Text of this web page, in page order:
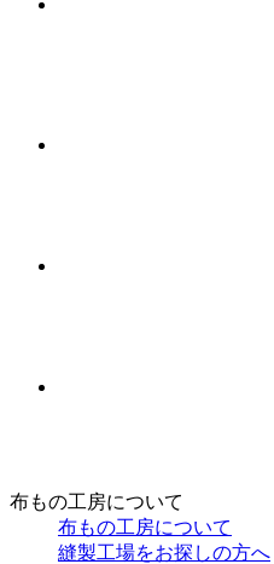
布もの工房について
布もの工房について
縫製工場をお探しの方へ